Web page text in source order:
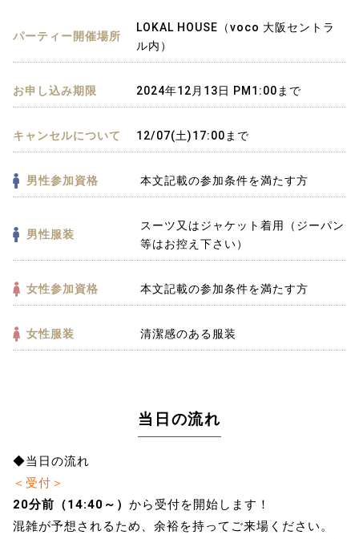
パーティー開催場所
LOKAL HOUSE（voco 大阪セントラ
ル内）
お申し込み期限 2024年12月13日 PM1:00まで
キャンセルについて 12/07(土)17:00まで
男性参加資格 本文記載の参加条件を満たす方
男性服装
スーツ又はジャケット着用（ジーパン
等はお控え下さい）
女性参加資格 本文記載の参加条件を満たす方
女性服装 清潔感のある服装
当日の流れ
◆当日の流れ
＜受付＞
20分前（14:40～） から受付を開始します！
混雑が予想されるため、余裕を持ってご来場ください。